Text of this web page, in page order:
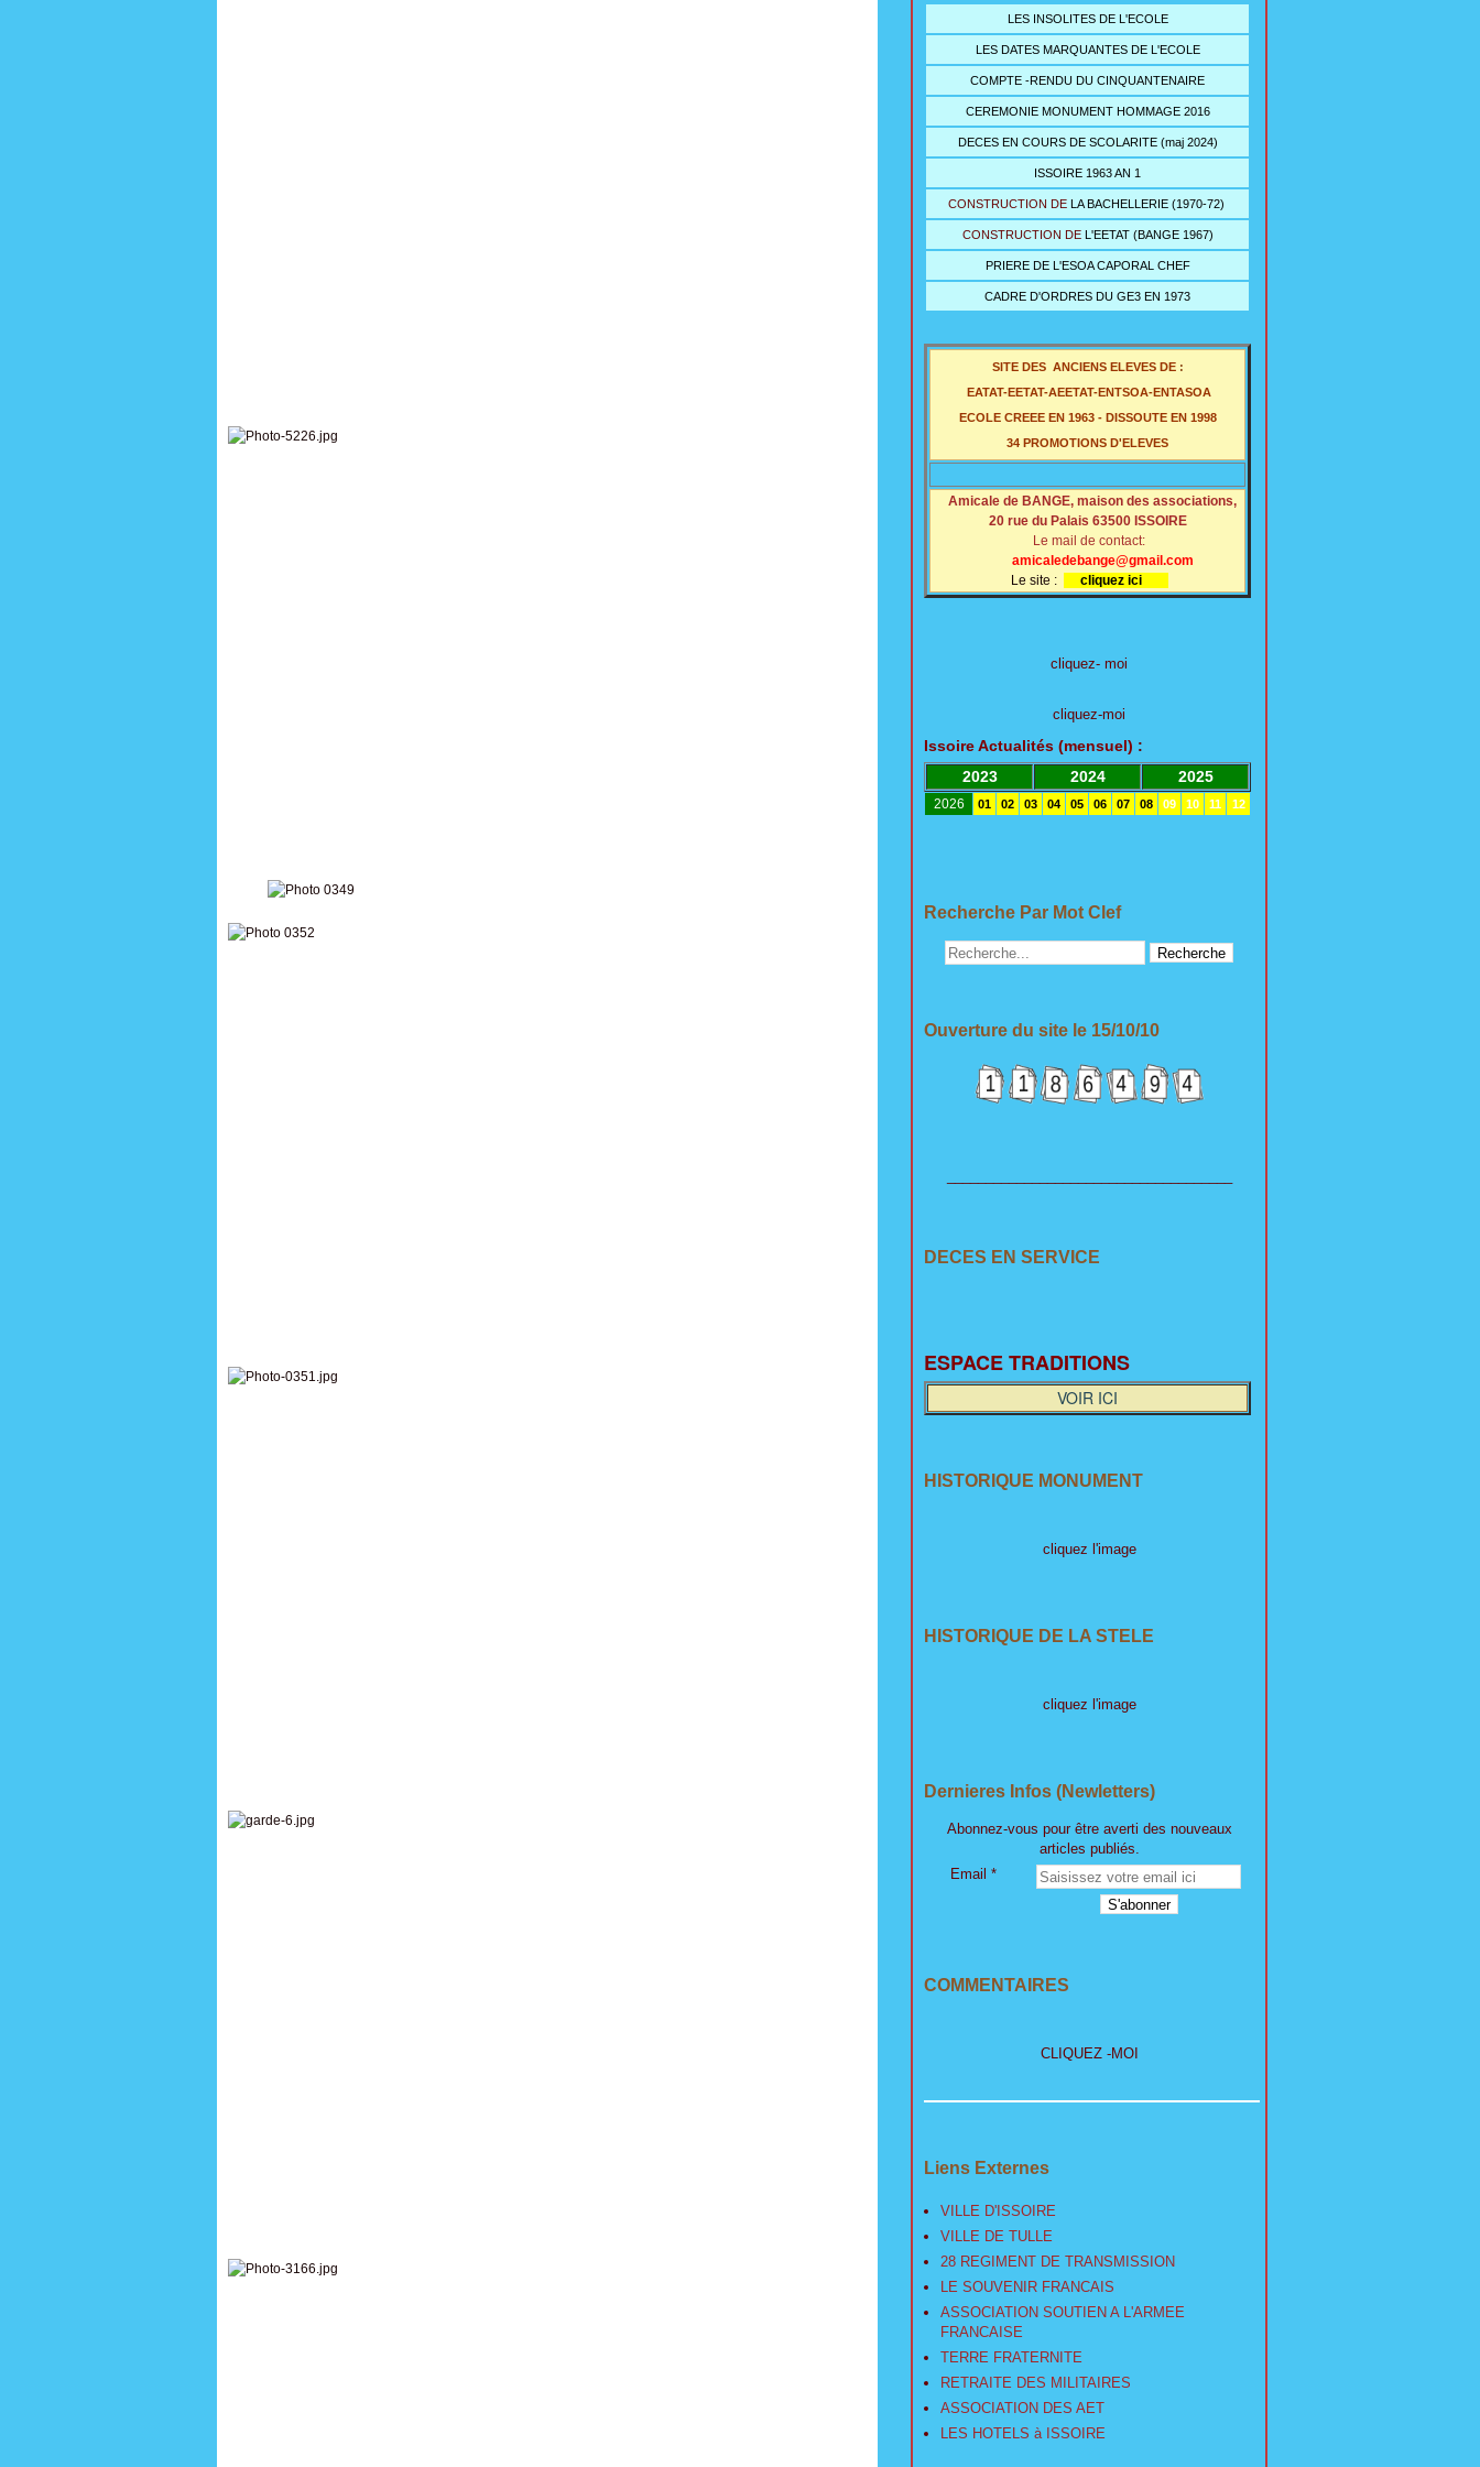
LES INSOLITES DE L'ECOLE
LES DATES MARQUANTES DE L'ECOLE
COMPTE -RENDU DU CINQUANTENAIRE
CEREMONIE MONUMENT HOMMAGE 2016
DECES EN COURS DE SCOLARITE (maj 2024)
ISSOIRE 1963 AN 1
CONSTRUCTION DELA BACHELLERIE (1970-72)
CONSTRUCTION DEL'EETAT (BANGE 1967)
PRIERE DE L'ESOA CAPORAL CHEF
CADRE D'ORDRES DU GE3 EN 1973
SITE DES ANCIENS ELEVES DE :
EATAT-EETAT-AEETAT-ENTSOA-ENTASOA
ECOLE CREEE EN 1963 - DISSOUTE EN 1998
34 PROMOTIONS D'ELEVES
Amicale de BANGE, maison des associations,
20 rue du Palais 63500 ISSOIRE
Le mail de contact:
amicaledebange@gmail.com
Le site :
cliquez ici
cliquez- moi
cliquez-moi
Issoire Actualités (mensuel) :
2023
2024 2025
2026 01 02 03 04 05 06 07 08 09 10 11 12
Recherche Par Mot Clef
Ouverture du site le 15/10/10
DECES EN SERVICE
ESPACE TRADITIONS
VOIR ICI
HISTORIQUE MONUMENT
cliquez l'image
HISTORIQUE DE LA STELE
cliquez l'image
Dernieres Infos (Newletters)
Abonnez-vous pour être averti des nouveaux
articles publiés.
Email
COMMENTAIRES
CLIQUEZ -MOI
Liens Externes
VILLE D'ISSOIRE
VILLE DE TULLE
28 REGIMENT DE TRANSMISSION
LE SOUVENIR FRANCAIS
ASSOCIATION SOUTIEN A L'ARMEE
FRANCAISE
TERRE FRATERNITE
RETRAITE DES MILITAIRES
ASSOCIATION DES AET
LES HOTELS à ISSOIRE